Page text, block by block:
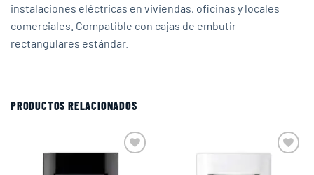
instalaciones eléctricas en viviendas, oficinas y locales
comerciales. Compatible con cajas de embutir
rectangulares estándar.
PRODUCTOS RELACIONADOS